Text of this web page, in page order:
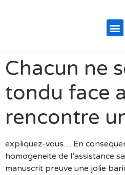
Chacun ne
tondu face
rencontre
expliquez-vous… En
homogeneite de l’assistance
manuscrit preuve une jolie